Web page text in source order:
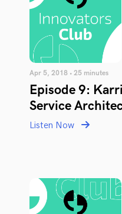
Apr 5, 2018 • 25 minutes
Episode 9:
Service
Listen Now